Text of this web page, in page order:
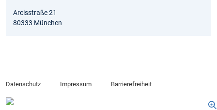
Arcisstraße 21
80333 München
Datenschutz Impressum Barrierefreiheit